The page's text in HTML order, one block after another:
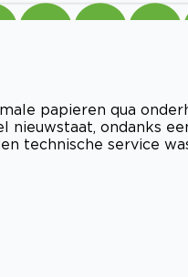
papieren qua
ondanks
technische service